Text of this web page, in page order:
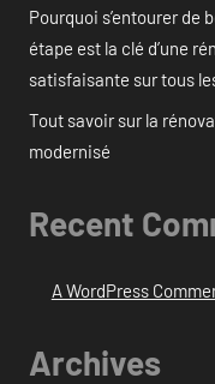
Pourquoi s’entourer de
étape est la clé d’une
satisfaisante sur tous
Tout savoir sur la
modernisé
Recent
A WordPress
Archives